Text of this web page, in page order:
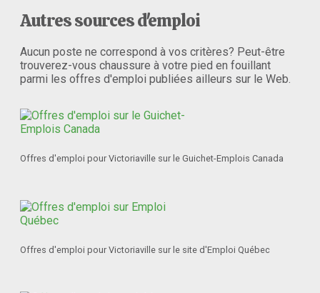
Autres sources d'emploi
Aucun poste ne correspond à vos critères? Peut-être
trouverez-vous chaussure à votre pied en fouillant
parmi les offres d'emploi publiées ailleurs sur le Web.
Offres d'emploi pour Victoriaville sur le Guichet-Emplois Canada
Offres d'emploi pour Victoriaville sur le site d'Emploi Québec